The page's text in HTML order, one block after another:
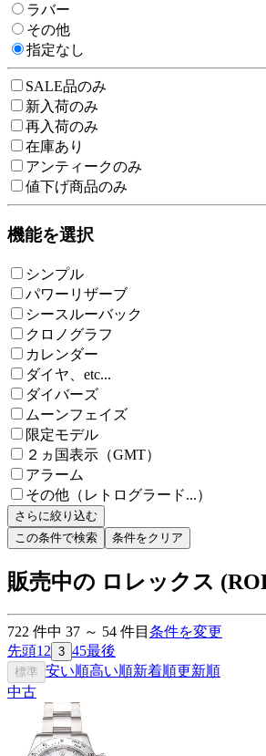
ラバー
その他
指定なし
SALE品のみ
新入荷のみ
再入荷のみ
在庫あり
アンティークのみ
値下げ商品のみ
機能を選択
シンプル
パワーリザーブ
シースルーバック
クロノグラフ
カレンダー
ダイヤ、etc...
ダイバーズ
ムーンフェイズ
限定モデル
２ヵ国表示（GMT）
アラーム
その他（レトログラード...）
さらに絞り込む
この条件で検索
条件をクリア
販売中の ロレックス
722 件中 37 ～ 54 件目 条件を変更
先頭12 3 45最後
標準 安い順高い順新着順更新順
中古